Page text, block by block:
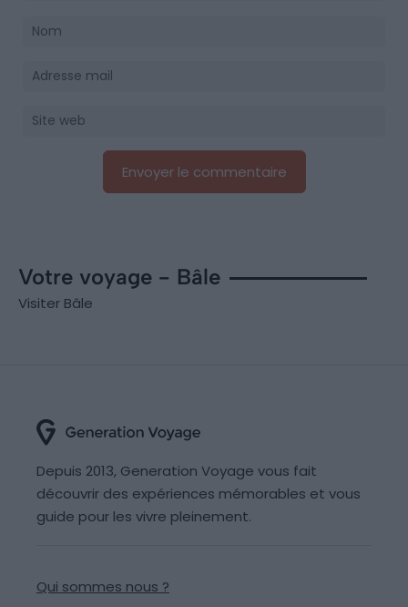
Votre voyage - Bâle
Visiter Bâle
Depuis 2013, Generation Voyage vous fait
découvrir des expériences mémorables et vous
guide pour les vivre pleinement.
Qui sommes nous ?